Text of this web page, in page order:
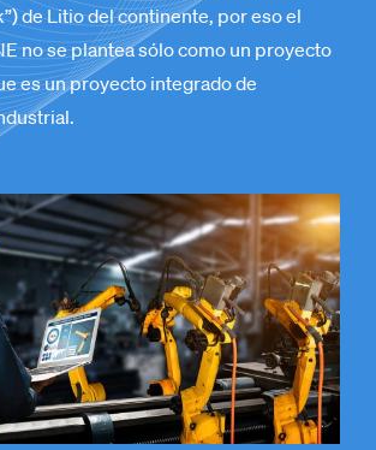
de Litio del continente, por eso el
no se plantea sólo como un proyecto
es un proyecto integrado de